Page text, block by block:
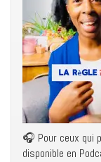
🎧 Pour ceux qui
disponible en